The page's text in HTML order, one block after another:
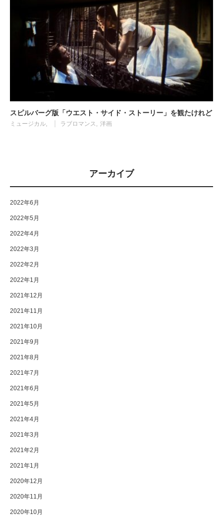
スピルバーグ版「ウエスト・サイド・ストーリー」を観たけれど
ミュージカル ラブロマンス 洋画
アーカイブ
2022年6月
2022年5月
2022年4月
2022年3月
2022年2月
2022年1月
2021年12月
2021年11月
2021年10月
2021年9月
2021年8月
2021年7月
2021年6月
2021年5月
2021年4月
2021年3月
2021年2月
2021年1月
2020年12月
2020年11月
2020年10月